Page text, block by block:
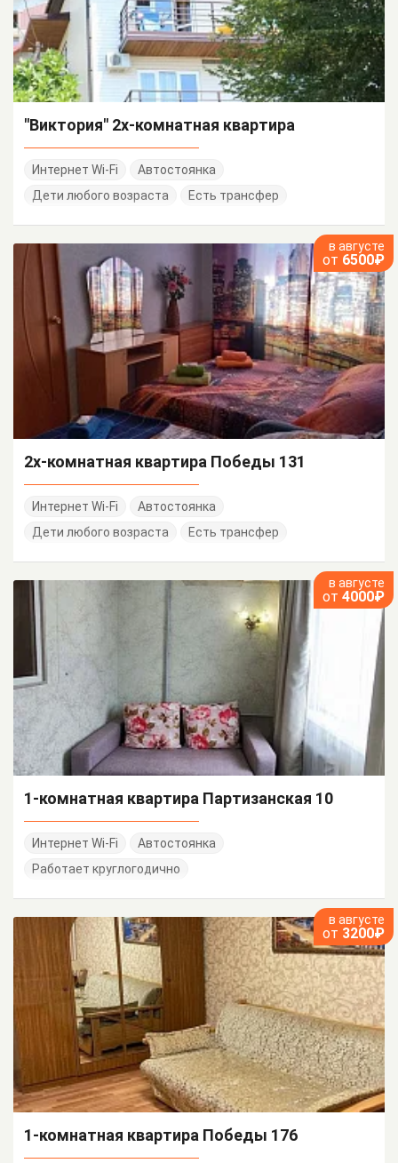
"Виктория" 2х-комнатная квартира
Интернет Wi-Fi
Автостоянка
Дети любого возраста
Есть трансфер
в августе
от 6500₽
2х-комнатная квартира Победы 131
Интернет Wi-Fi
Автостоянка
Дети любого возраста
Есть трансфер
в августе
от 4000₽
1-комнатная квартира Партизанская 10
Интернет Wi-Fi
Автостоянка
Работает круглогодично
в августе
от 3200₽
1-комнатная квартира Победы 176